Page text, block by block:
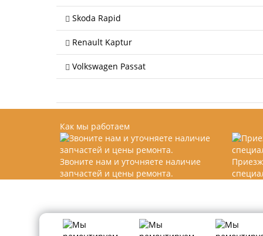
Skoda Rapid
Renault Kaptur
Volkswagen Passat
Как мы работаем
Звоните нам и уточняете наличие
запчастей и цены ремонта.